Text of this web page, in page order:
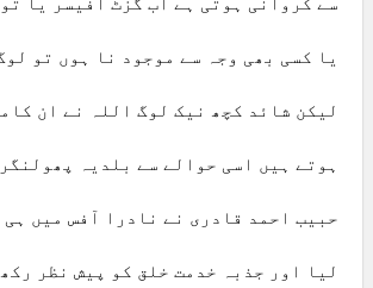
یا کسی بھی وجہ سے موجود نا ہوں تو
لیکن شائد کچھ نیک لوگ اللہ نے ان
ہوتے ہیں اسی حوالے سے بلدیہ
حبیب احمد قادری نے نادرا آفس میں ہی
لیا اور جذبہ خدمت خلق کو پیش نظر